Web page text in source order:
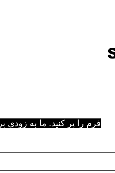
فرم را پر کنید. ما به زودی